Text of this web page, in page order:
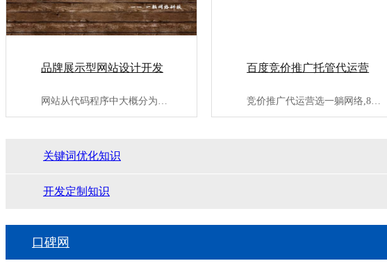
品牌展示型网站设计开发 百度竞价推广托管代运营
关键词优化知识
开发定制知识
口碑网